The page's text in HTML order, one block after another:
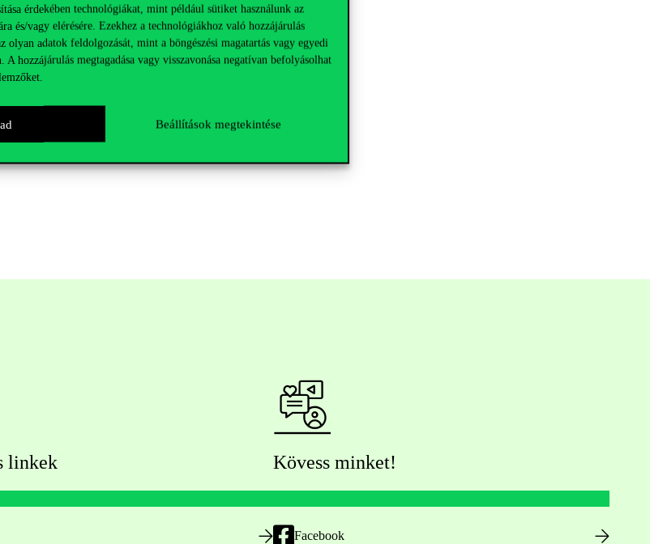
érdekében technológiákat, mint például sütiket használunk az
és/vagy elérésére. Ezekhez a technológiákhoz való hozzájárulás
olyan adatok feldolgozását, mint a böngészési magatartás vagy egyedi
A hozzájárulás megtagadása vagy visszavonása negatívan befolyásolhat
Beállítások megtekintése
területe/területei érdekelnének kiemelten.
linkek Kövess minket!
Facebook